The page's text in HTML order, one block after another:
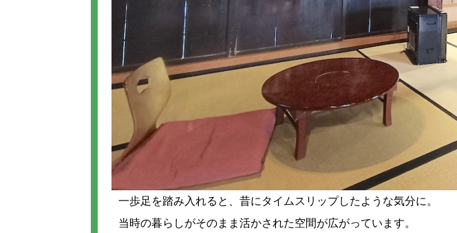
一歩足を踏み入れると、昔にタイムスリップしたような気分に。
当時の暮らしがそのまま活かされた空間が広がっています。